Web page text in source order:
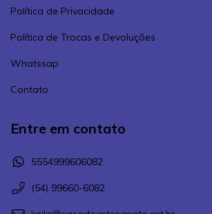
Política de Privacidade
Política de Trocas e Devoluções
Whatssap
Contato
Entre em contato
5554999606082
(54) 99660-6082